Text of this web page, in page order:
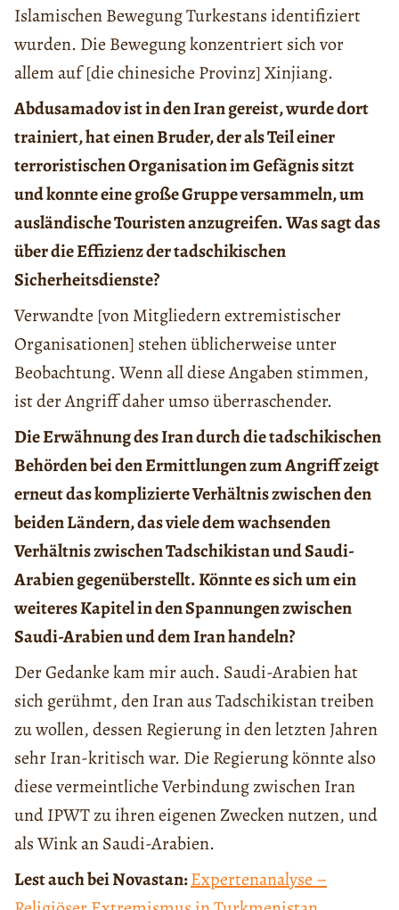
Islamischen Bewegung Turkestans identifiziert
wurden. Die Bewegung konzentriert sich vor
allem auf [die chinesiche Provinz] Xinjiang.
Abdusamadov ist in den Iran gereist, wurde dort
trainiert, hat einen Bruder, der als Teil einer
terroristischen Organisation im Gefägnis sitzt
und konnte eine große Gruppe versammeln, um
ausländische Touristen anzugreifen. Was sagt das
über die Effizienz der tadschikischen
Sicherheitsdienste?
Verwandte [von Mitgliedern extremistischer
Organisationen] stehen üblicherweise unter
Beobachtung. Wenn all diese Angaben stimmen,
ist der Angriff daher umso überraschender.
Die Erwähnung des Iran durch die tadschikischen
Behörden bei den Ermittlungen zum Angriff zeigt
erneut das komplizierte Verhältnis zwischen den
beiden Ländern, das viele dem wachsenden
Verhältnis zwischen Tadschikistan und Saudi-
Arabien gegenüberstellt. Könnte es sich um ein
weiteres Kapitel in den Spannungen zwischen
Saudi-Arabien und dem Iran handeln?
Der Gedanke kam mir auch. Saudi-Arabien hat
sich gerühmt, den Iran aus Tadschikistan treiben
zu wollen, dessen Regierung in den letzten Jahren
sehr Iran-kritisch war. Die Regierung könnte also
diese vermeintliche Verbindung zwischen Iran
und IPWT zu ihren eigenen Zwecken nutzen, und
als Wink an Saudi-Arabien.
Lest auch bei Novastan:Expertenanalyse –